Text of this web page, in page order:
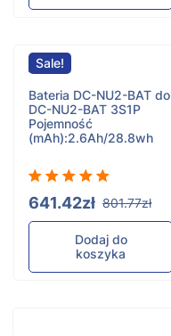
Sale!
Bateria DC-NU2-BAT do
DC-NU2-BAT 3S1P
Pojemność
(mAh):2.6Ah/28.8wh
641.42zł 801.77zł
Dodaj do
koszyka